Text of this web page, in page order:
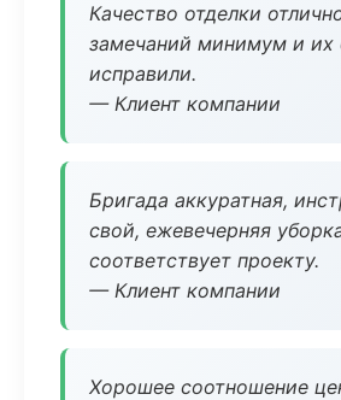
Качество отделки
замечаний минимум и их
исправили.
— Клиент компании
Бригада аккуратная,
свой, ежевечерняя
соответствует проекту.
— Клиент компании
Хорошее соотношение